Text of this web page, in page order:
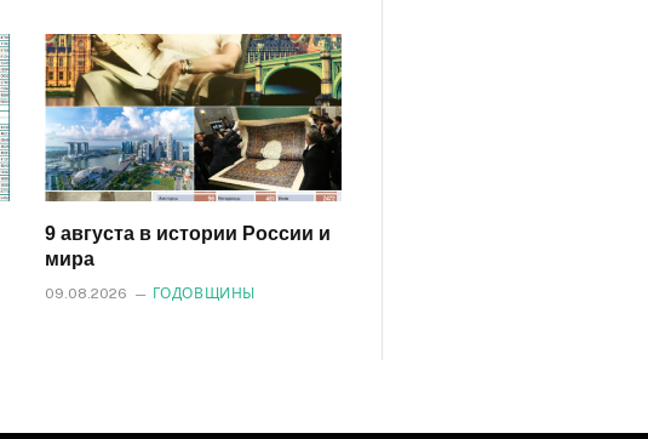
9 августа в истории России и
мира
09.08.2026 ГОДОВЩИНЫ